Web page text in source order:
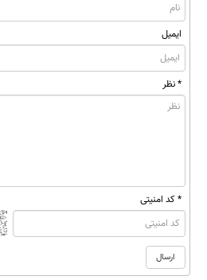
ایمیل
* نظر
* کد امنیتی